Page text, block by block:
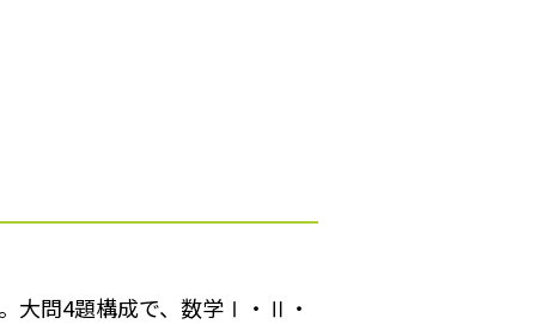
大問4題構成で、数学Ⅰ・Ⅱ・